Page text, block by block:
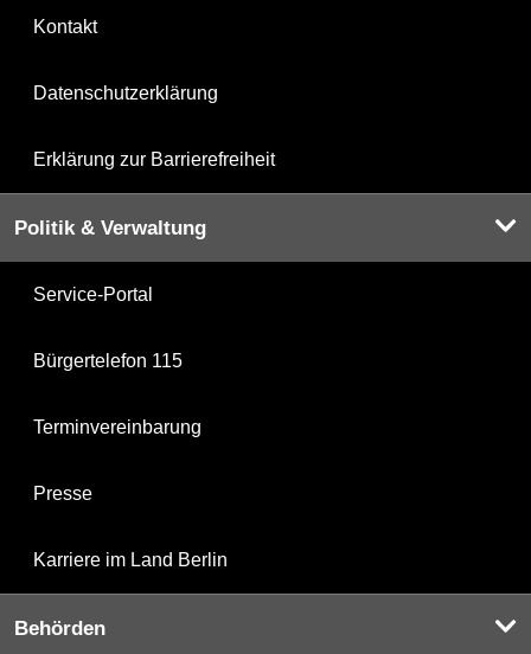
Kontakt
Datenschutzerklärung
Erklärung zur Barrierefreiheit
Politik & Verwaltung
Service-Portal
Bürgertelefon 115
Terminvereinbarung
Presse
Karriere im Land Berlin
Behörden